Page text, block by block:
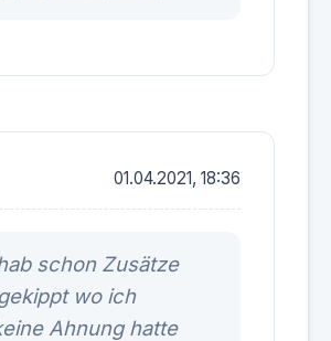
01.04.2021, 18:36
schon Zusätze
wo ich
Ahnung hatte